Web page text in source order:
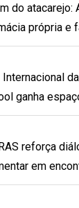
do atacarejo:
própria e
Internacional
ganha
reforça
em